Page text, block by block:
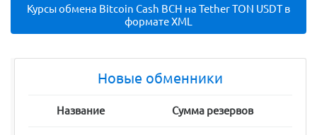
Курсы обмена Bitcoin Cash BCH на Tether TON USDT в
формате XML
Новые обменники
Название Сумма резервов